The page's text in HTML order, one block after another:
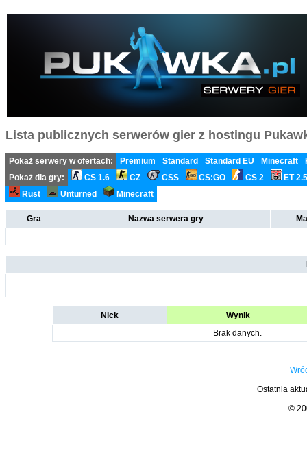
Lista publicznych serwerów gier z hostingu
Pokaż serwery w ofertach: Premium Standard Standard EU Minecraft
Pokaż dla gry:
CS 1.6 CZ CSS CS:GO CS 2
ET
Rust
Unturned Minecraft
Gra Nazwa serwera gry
Nick
Wynik
Brak danych.
Ostatnia
©